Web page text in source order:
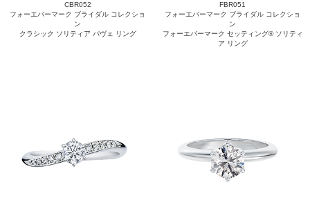
CBR052
フォーエバーマーク ブライダル コレクショ
ン
クラシック ソリティア パヴェ リング
FBR051
フォーエバーマーク ブライダル コレクショ
ン
フォーエバーマーク セッティング® ソリティ
ア リング